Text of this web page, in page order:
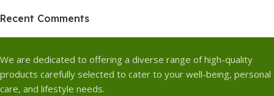
Recent Comments
We are dedicated to offering a diverse range of high-quality
products carefully selected to cater to your well-being, personal
care, and lifestyle needs.